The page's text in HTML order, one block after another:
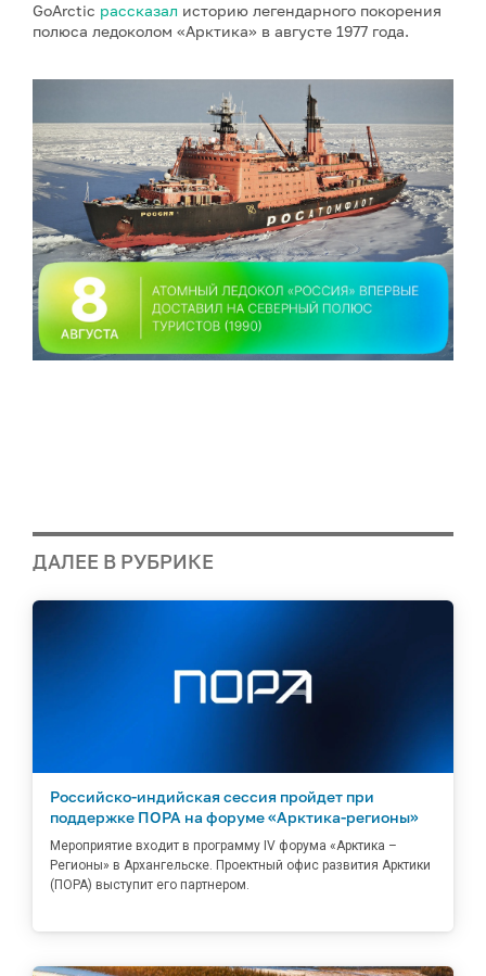
GoArctic рассказал историю легендарного покорения
полюса ледоколом «Арктика» в августе 1977 года.
ДАЛЕЕ В РУБРИКЕ
Российско-индийская сессия пройдет при
поддержке ПОРА на форуме «Арктика-регионы»
Мероприятие входит в программу IV форума «Арктика –
Регионы» в Архангельске. Проектный офис развития Арктики
(ПОРА) выступит его партнером.